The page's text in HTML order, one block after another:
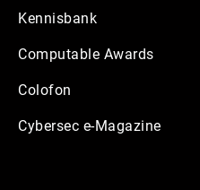
Kennisbank
Computable Awards
Colofon
Cybersec e-Magazine